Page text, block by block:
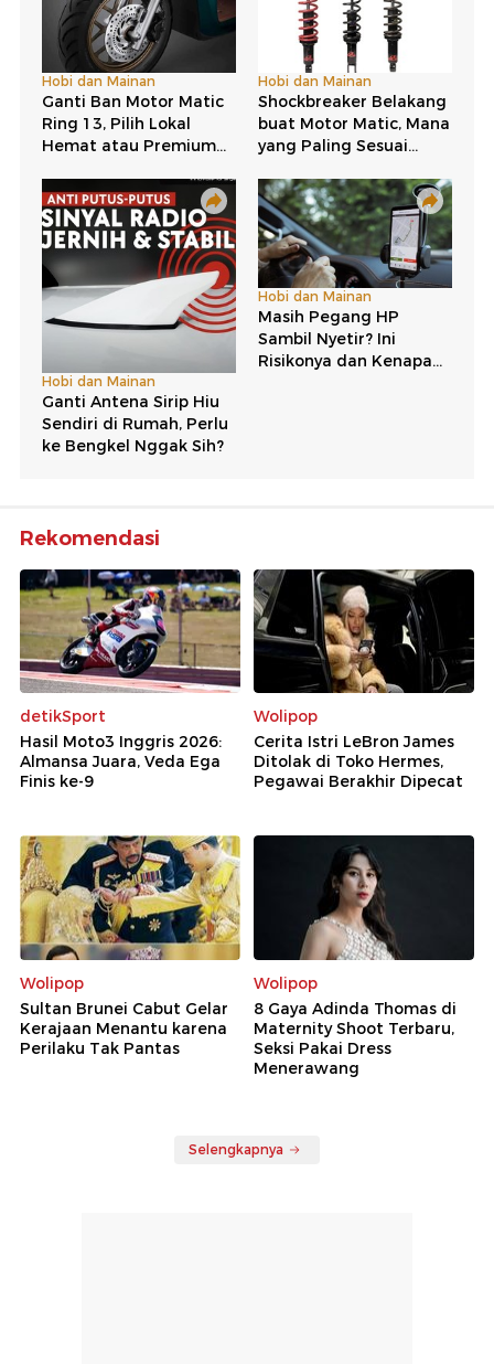
Rekomendasi
detikSport
Hasil Moto3 Inggris 2026:
Almansa Juara, Veda Ega
Finis ke-9
Wolipop
Cerita Istri LeBron James
Ditolak di Toko Hermes,
Pegawai Berakhir Dipecat
Wolipop
Sultan Brunei Cabut Gelar
Kerajaan Menantu karena
Perilaku Tak Pantas
Wolipop
8 Gaya Adinda Thomas di
Maternity Shoot Terbaru,
Seksi Pakai Dress
Menerawang
Selengkapnya